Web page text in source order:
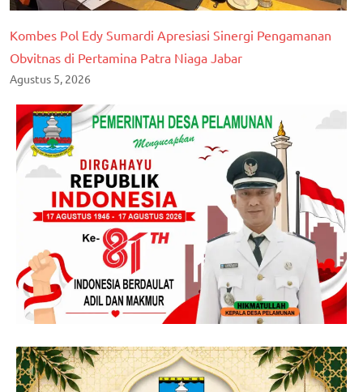
Kombes Pol Edy Sumardi Apresiasi Sinergi Pengamanan
Obvitnas di Pertamina Patra Niaga Jabar
Agustus 5, 2026